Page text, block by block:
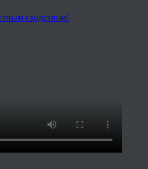
сходством!